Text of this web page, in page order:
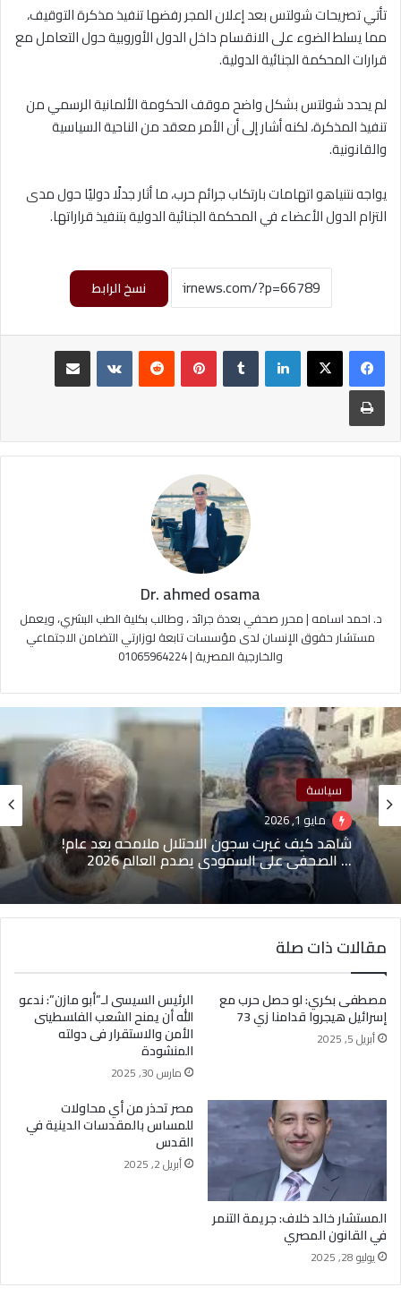
تأتي تصريحات شولتس بعد إعلان المجر رفضها تنفيذ مذكرة التوقيف،
مما يسلط الضوء على الانقسام داخل الدول الأوروبية حول التعامل مع
قرارات المحكمة الجنائية الدولية.
لم يحدد شولتس بشكل واضح موقف الحكومة الألمانية الرسمي من
تنفيذ المذكرة، لكنه أشار إلى أن الأمر معقد من الناحية السياسية
والقانونية.
يواجه نتنياهو اتهامات بارتكاب جرائم حرب، ما أثار جدلًا دوليًا حول مدى
التزام الدول الأعضاء في المحكمة الجنائية الدولية بتنفيذ قراراتها.
نسخ الرابط
لينكدإن بينتيريست
طباعة
Dr. ahmed osama
د. احمد اسامه | محرر صحفي بعدة جرائد ، وطالب بكلية الطب البشري، ويعمل
مستشار حقوق الإنسان لدى مؤسسات تابعة لوزارتي التضامن الاجتماعي
والخارجية المصرية | 01065964224
سياسة
مايو 1, 2026
شاهد كيف غيرت سجون الاحتلال ملامحه بعد عام!
… الصحفي علي السمودي يصدم العالم 2026
مقالات ذات صلة
مصطفى بكري: لو حصل حرب مع
إسرائيل هيجروا قدامنا زي 73
أبريل 5, 2025
الرئيس السيسى لـ”أبو مازن”: ندعو
الله أن يمنح الشعب الفلسطينى
الأمن والاستقرار فى دولته
المنشودة
مارس 30, 2025
المستشار خالد خلاف: جريمة التنمر
في القانون المصري
يوليو 28, 2025
مصر تحذر من أي محاولات
للمساس بالمقدسات الدينية في
القدس
أبريل 2, 2025